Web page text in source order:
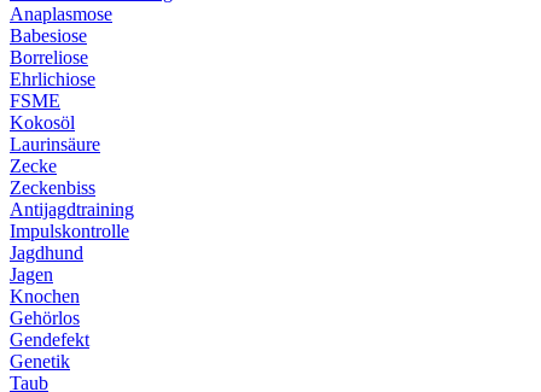
Anaplasmose
Babesiose
Borreliose
Ehrlichiose
FSME
Kokosöl
Laurinsäure
Zecke
Zeckenbiss
Antijagdtraining
Impulskontrolle
Jagdhund
Jagen
Knochen
Gehörlos
Gendefekt
Genetik
Taub